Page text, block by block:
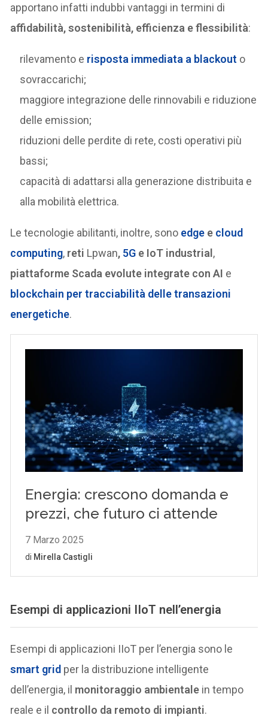
apportano infatti indubbi vantaggi in termini di
affidabilità, sostenibilità, efficienza e flessibilità:
rilevamento e risposta immediata a blackout o
sovraccarichi;
maggiore integrazione delle rinnovabili e riduzione
delle emission;
riduzioni delle perdite di rete, costi operativi più
bassi;
capacità di adattarsi alla generazione distribuita e
alla mobilità elettrica.
Le tecnologie abilitanti, inoltre, sono edge e cloud
computing, reti Lpwan, 5G e IoT industrial ,
piattaforme Scada evolute integrate con AI e
blockchain per tracciabilità delle transazioni
energetiche.
Esempi di applicazioni IIoT nell’energia
Esempi di applicazioni IIoT per l’energia sono le
smart grid per la distribuzione intelligente
dell’energia, il monitoraggio ambientale in tempo
reale e il controllo da remoto di impianti.